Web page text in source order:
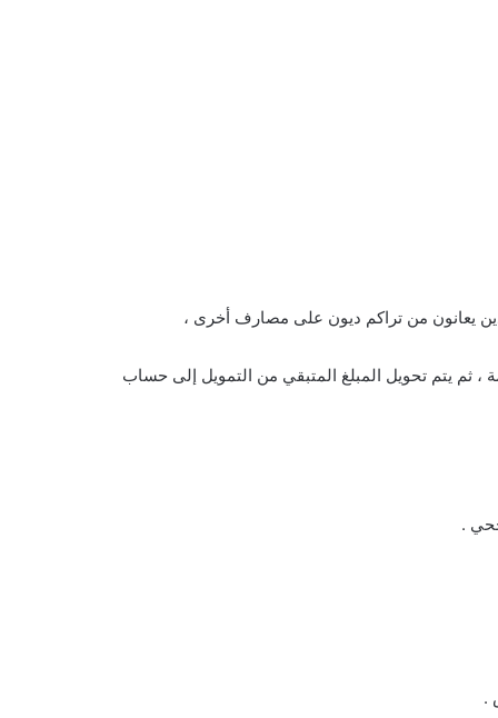
يعانون من تراكم ديون على مصارف أخرى ،
، ثم يتم تحويل المبلغ المتبقي من التمويل إلى حساب
.